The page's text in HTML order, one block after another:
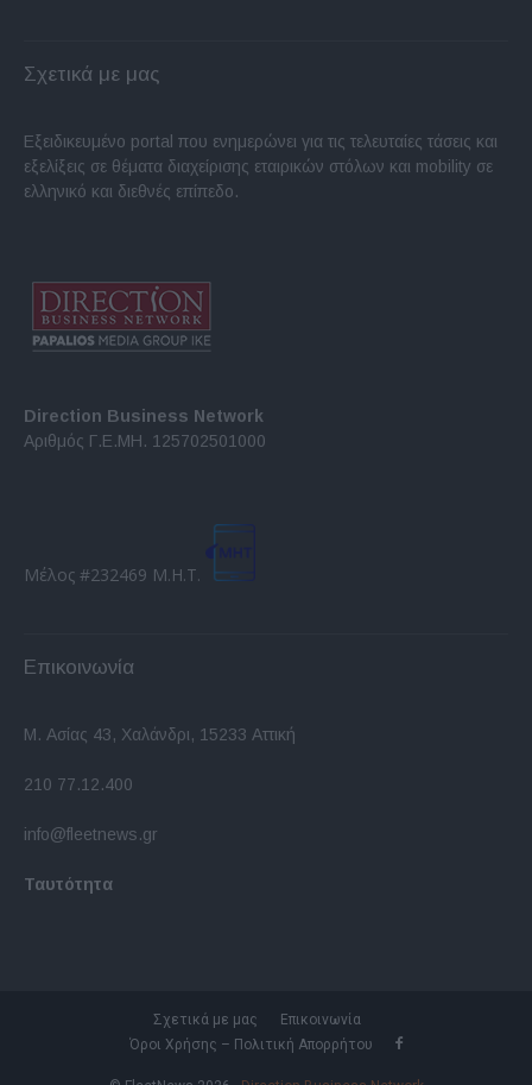
Σχετικά με μας
Εξειδικευμένο portal που ενημερώνει για τις τελευταίες τάσεις και
εξελίξεις σε θέματα διαχείρισης εταιρικών στόλων και mobility σε
ελληνικό και διεθνές επίπεδο.
Direction Business Network
Αριθμός Γ.Ε.ΜΗ. 125702501000
Μέλος #232469 Μ.Η.Τ.
Επικοινωνία
Μ. Ασίας 43, Χαλάνδρι, 15233 Αττική
210 77.12.400
info@fleetnews.gr
Ταυτότητα
Σχετικά με μας
Επικοινωνία
Όροι Χρήσης – Πολιτική Απορρήτου